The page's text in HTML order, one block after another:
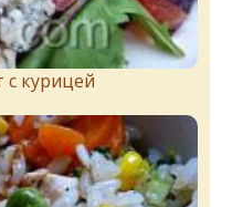
с курицей